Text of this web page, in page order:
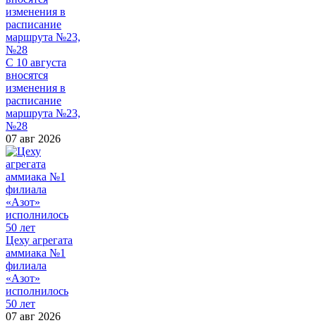
С 10 августа
вносятся
изменения в
расписание
маршрута №23,
№28
07 авг 2026
Цеху агрегата
аммиака №1
филиала
«Азот»
исполнилось
50 лет
07 авг 2026